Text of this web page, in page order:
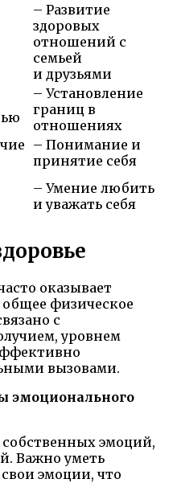
– Развитие
здоровых
отношений с
семьей
и друзьями
– Установление
границ в
отношениях
– Понимание и
принятие себя
– Умение любить
и уважать себя
оказывает
физическое
с
уровнем
вызовами.
эмоционального
собственных эмоций,
Важно уметь
эмоции, что